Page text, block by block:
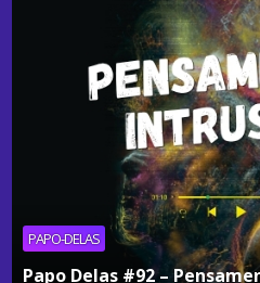
PAPO-DELAS
Papo Delas #92 –